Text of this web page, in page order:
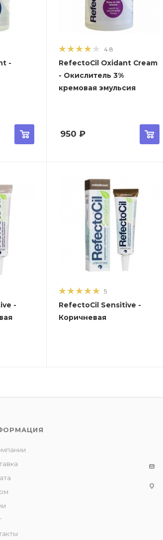
-
4.8
RefectoCil Oxidant Cream
- Окислитель 3%
кремовая эмульсия
950 ₽
-
5
RefectoCil Sensitive -
Коричневая